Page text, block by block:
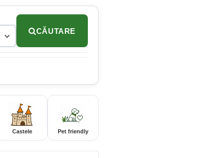
CĂUTARE
Castele Pet friendly